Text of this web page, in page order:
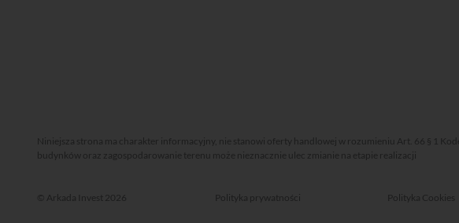
Niniejsza strona ma charakter informacyjny, nie stanowi oferty handlowej w rozumieniu Art. 66 § 1
budynków oraz zagospodarowanie terenu może nieznacznie ulec zmianie na etapie realizacji
© Arkada Invest 2026 Polityka prywatności Polityka Cookies